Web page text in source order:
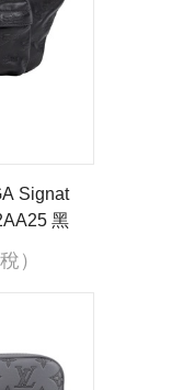
Signat
黑
明
）